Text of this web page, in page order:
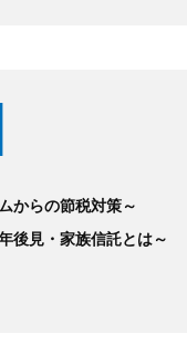
からの節税対策～
後見・家族信託とは～